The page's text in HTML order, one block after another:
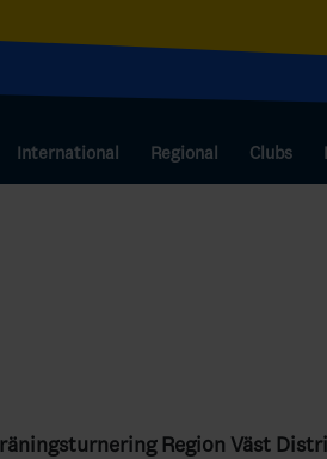
International Regional Clubs
Region Väst